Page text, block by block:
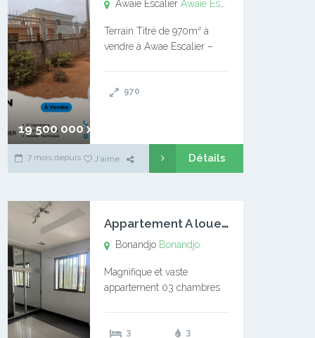
19 500 000 xaf
Awaïe EscalierAwaïe Escalier
Terrain Titré de 970m² à
vendre à Awae Escalier –
l’Université Catholique –
970
7 mois depuis J'aime Détails
A
ppartement A louer Bonandjo
Bonandjo Bonandjo
Magnifique et vaste
appartement 03 chambres
douches 01 vaste salon 01
3
3